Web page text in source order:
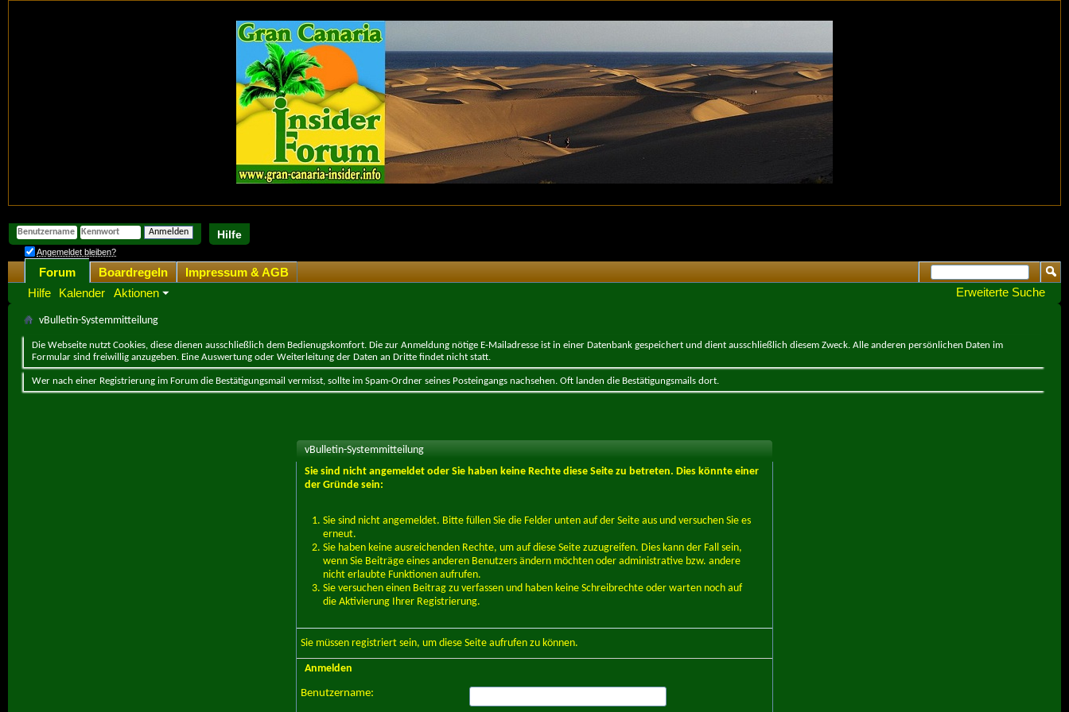
Hilfe
Angemeldet bleiben?
Forum
Hilfe
Kalender Aktionen
Boardregeln
Impressum & AGB
Erweiterte Suche
vBulletin-Systemmitteilung
Die Webseite nutzt Cookies, diese dienen ausschließlich dem Bedienugskomfort. Die zur Anmeldung nötige E-Mailadresse ist in einer Datenbank gespeichert und dient ausschließlich diesem Zweck. Alle anderen persönlichen Daten im
Formular sind freiwillig anzugeben. Eine Auswertung oder Weiterleitung der Daten an Dritte findet nicht statt.
Wer nach einer Registrierung im Forum die Bestätigungsmail vermisst, sollte im Spam-Ordner seines Posteingangs nachsehen. Oft landen die Bestätigungsmails dort.
vBulletin-Systemmitteilung
Sie sind nicht angemeldet oder Sie haben keine Rechte diese Seite zu betreten. Dies könnte einer
der Gründe sein:
Sie sind nicht angemeldet. Bitte füllen Sie die Felder unten auf der Seite aus und versuchen Sie es
erneut.
Sie haben keine ausreichenden Rechte, um auf diese Seite zuzugreifen. Dies kann der Fall sein,
wenn Sie Beiträge eines anderen Benutzers ändern möchten oder administrative bzw. andere
nicht erlaubte Funktionen aufrufen.
Sie versuchen einen Beitrag zu verfassen und haben keine Schreibrechte oder warten noch auf
die Aktivierung Ihrer Registrierung.
Sie müssen registriert sein, um diese Seite aufrufen zu können.
Anmelden
Benutzername: